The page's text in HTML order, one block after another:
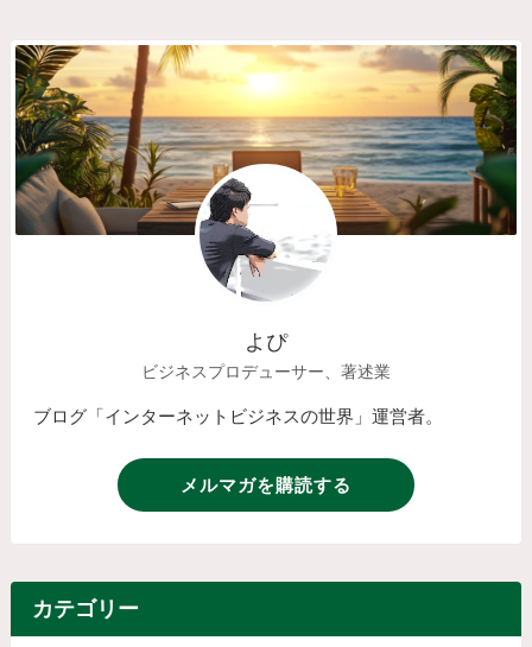
よぴ
ビジネスプロデューサー、著述業
ブログ「インターネットビジネスの世界」運営者。
メルマガを購読する
カテゴリー